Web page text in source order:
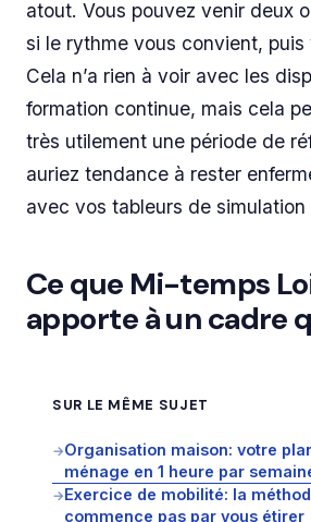
atout. Vous pouvez venir deux
si le rythme vous convient, puis
Cela n’a rien à voir avec les
formation continue, mais cela
très utilement une période de
auriez tendance à rester
avec vos tableurs de simulation
Ce que Mi-temps
apporte à un cadre
SUR LE MÊME SUJET
→Organisation maison: votre
ménage en 1 heure par
→Exercice de mobilité: la
commence pas par vous étirer